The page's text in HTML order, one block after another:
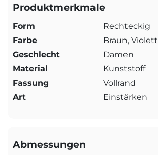
Produktmerkmale
Form
Rechteckig
Farbe
Braun, Violett
Geschlecht
Damen
Material
Kunststoff
Fassung
Vollrand
Art
Einstärken
Abmessungen